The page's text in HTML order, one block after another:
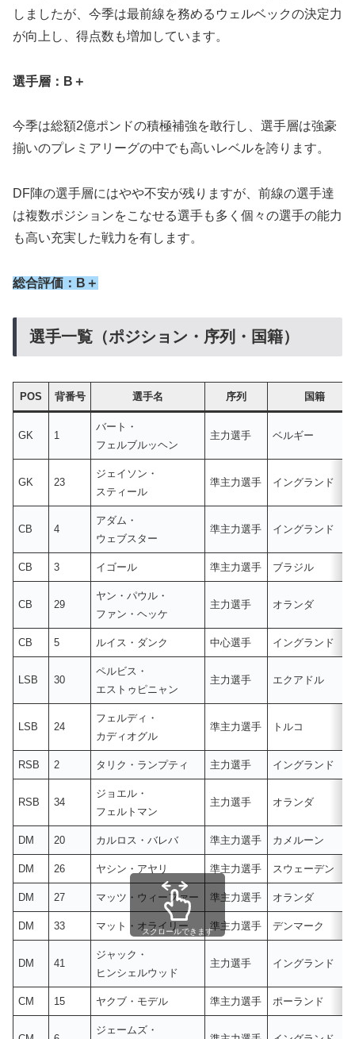
しましたが、今季は最前線を務めるウェルベックの決定力
が向上し、得点数も増加しています。
選手層：B＋
今季は総額2億ポンドの積極補強を敢行し、選手層は強豪
揃いのプレミアリーグの中でも高いレベルを誇ります。
DF陣の選手層にはやや不安が残りますが、前線の選手達
は複数ポジションをこなせる選手も多く個々の選手の能力
も高い充実した戦力を有します。
総合評価：B ＋
選手一覧（ポジション・序列・国籍）
POS 背番号 選手名 序列 国籍
GK 1
バート・
フェルブルッヘン
主力選手 ベルギー
GK 23
ジェイソン・
スティール
準主力選手 イングランド
CB 4
アダム・
ウェブスター
準主力選手 イングランド
CB 3 イゴール 準主力選手 ブラジル
CB 29
ヤン・パウル・
ファン・ヘッケ
主力選手 オランダ
CB 5 ルイス・ダンク 中心選手 イングランド
LSB 30
ペルビス・
エストゥピニャン
主力選手 エクアドル
LSB 24
フェルディ・
カディオグル
準主力選手 トルコ
RSB 2 タリク・ランプティ 主力選手 イングランド
RSB 34
ジョエル・
フェルトマン
主力選手 オランダ
DM 20 カルロス・バレバ 準主力選手 カメルーン
DM 26 ヤシン・アヤリ 準主力選手 スウェーデン
DM 27 マッツ・ウィーファー 準主力選手 オランダ
DM 33 マット・オライリー 準主力選手 デンマーク
DM 41
ジャック・
ヒンシェルウッド
主力選手 イングランド
CM 15 ヤクブ・モデル 準主力選手 ポーランド
ジェームズ・
スクロールできます